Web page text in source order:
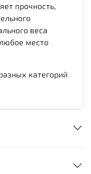
прочность,
веса
место
категорий